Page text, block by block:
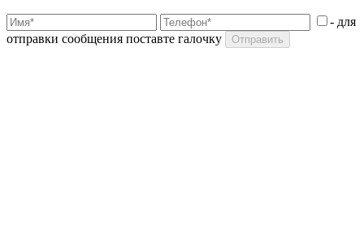
- для
отправки сообщения поставте галочку